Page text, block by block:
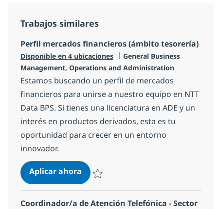
Trabajos similares
Perfil mercados financieros (ámbito tesorería)
Disponible en 4 ubicaciones Categoría
General Business
Management, Operations and Administration
Estamos buscando un perfil de mercados
financieros para unirse a nuestro equipo en NTT
Data BPS. Si tienes una licenciatura en ADE y un
interés en productos derivados, esta es tu
oportunidad para crecer en un entorno
innovador.
Aplicar ahoraPerfil mercados financieros
Coordinador/a de Atención Telefónica - Sector